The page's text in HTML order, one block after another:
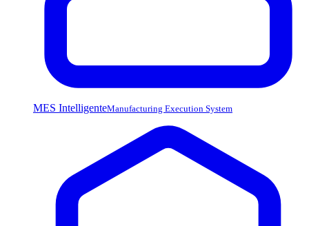
MES IntelligenteManufacturing Execution System